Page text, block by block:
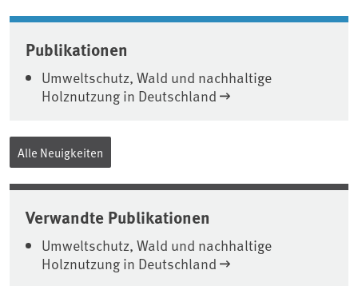
Associated content
Publikationen
Umweltschutz, Wald und nachhaltige
Holznutzung in Deutschland
Alle Neuigkeiten
Verwandte Publikationen
Umweltschutz, Wald und nachhaltige
Holznutzung in Deutschland